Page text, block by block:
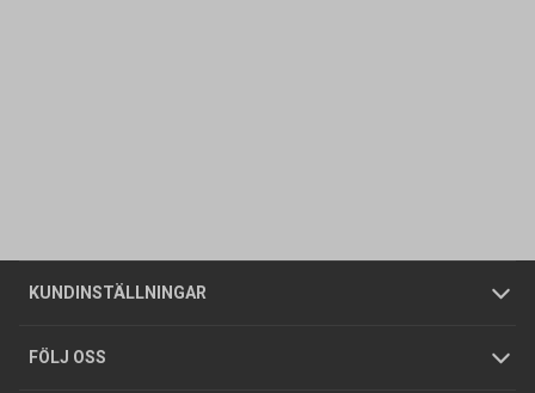
KUNDINSTÄLLNINGAR
Företagskund / Privatkund
FÖLJ OSS
Allmänna försäljningsvillkor
Integritetspolicy
Butiker
Foldrar och kataloger
Om oss
Tjänster